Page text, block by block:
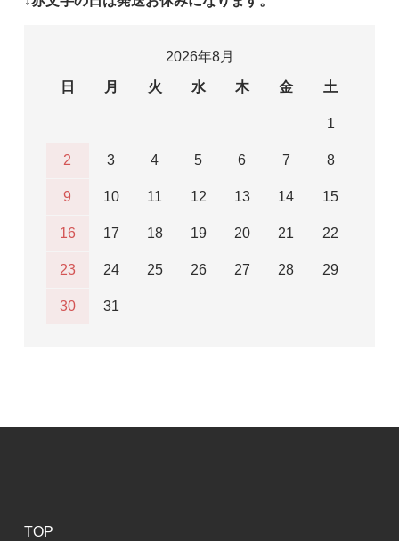
2026年8月
日
月 火 水 木 金 土
1
2 3 4 5 6 7 8
9 10 11 12 13 14 15
16 17 18 19 20 21 22
23 24 25 26 27 28 29
30 31
TOP